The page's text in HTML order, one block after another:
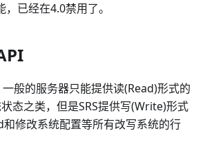
已经在4.0禁用了。
一般的服务器只能提供读(Read)形式的
态之类，但是SRS提供写(Write)形式
修改系统配置等所有改写系统的行